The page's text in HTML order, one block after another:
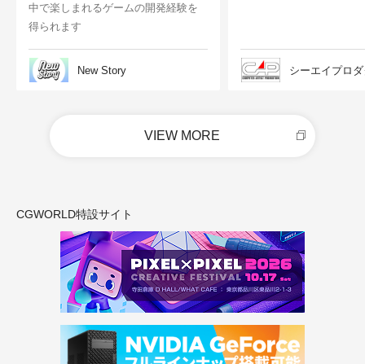
中で楽しまれるゲームの開発経験を
得られます
New Story シーエイプロ
VIEW MORE
CGWORLD特設サイト